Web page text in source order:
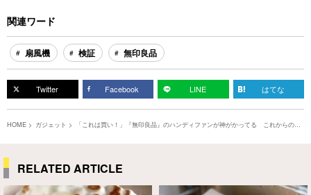
関連ワード
扇風機 検証 無印良品
Twitter Facebook LINE はてな
HOME ガジェット
「これは買い！」『無印良品』のハンディファンが神がかってる これからの季
RELATED ARTICLE